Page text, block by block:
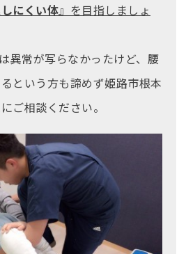
にくい体』を目指しましょ
異常が写らなかったけど、腰
という方も諦めず姫路市根本
ご相談ください。